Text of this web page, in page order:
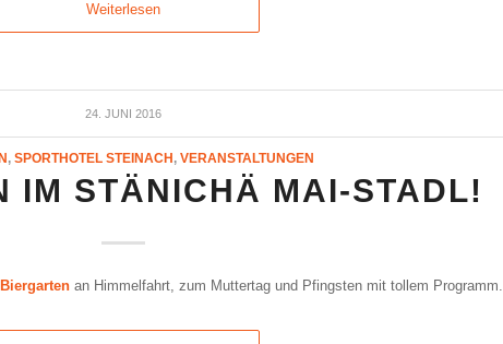
Weiterlesen
24. JUNI 2016
,SPORTHOTEL STEINACH ,VERANSTALTUNGEN
IM STÄNICHÄ MAI-STADL!
an Himmelfahrt, zum Muttertag und Pfingsten mit tollem Programm.